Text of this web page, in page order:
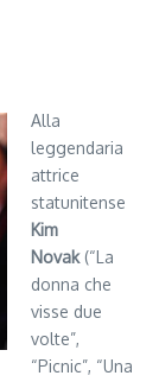
Alla
leggendaria
attrice
statunitense
Kim
Novak(“La
donna che
visse due
volte”,
“Picnic”, “Una